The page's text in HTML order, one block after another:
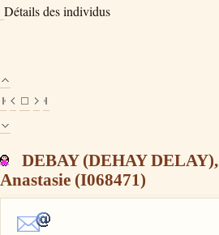
Détails des individus
DEBAY (DEHAY DELAY),
Anastasie (I068471)